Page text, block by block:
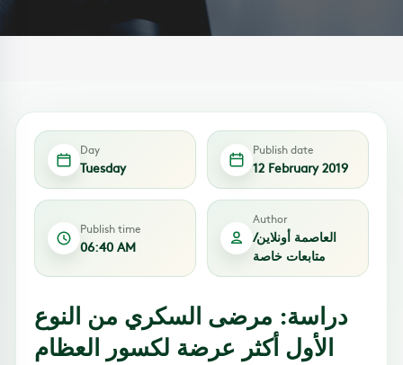
Day
Tuesday
Publish date
12 February 2019
Publish time
06:40 AM
Author
العاصمة أونلاين/
متابعات خاصة
دراسة: مرضى السكري من النوع
الأول أكثر عرضة لكسور العظام